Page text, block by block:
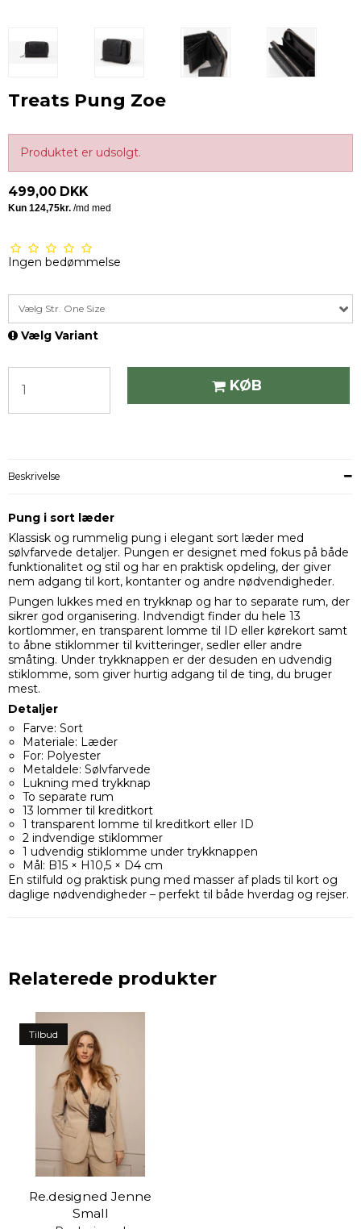
Treats Pung Zoe
Produktet er udsolgt.
499,00 DKK
Ingen bedømmelse
Vælg Str. One Size
Vælg Variant
KØB
Beskrivelse
Pung i sort læder
Klassisk og rummelig pung i elegant sort læder med
sølvfarvede detaljer. Pungen er designet med fokus på både
funktionalitet og stil og har en praktisk opdeling, der giver
nem adgang til kort, kontanter og andre nødvendigheder.
Pungen lukkes med en trykknap og har to separate rum, der
sikrer god organisering. Indvendigt finder du hele 13
kortlommer, en transparent lomme til ID eller kørekort samt
to åbne stiklommer til kvitteringer, sedler eller andre
småting. Under trykknappen er der desuden en udvendig
stiklomme, som giver hurtig adgang til de ting, du bruger
mest.
Detaljer
Farve: Sort
Materiale: Læder
For: Polyester
Metaldele: Sølvfarvede
Lukning med trykknap
To separate rum
13 lommer til kreditkort
1 transparent lomme til kreditkort eller ID
2 indvendige stiklommer
1 udvendig stiklomme under trykknappen
Mål: B15 × H10,5 × D4 cm
En stilfuld og praktisk pung med masser af plads til kort og
daglige nødvendigheder – perfekt til både hverdag og rejser.
Relaterede produkter
Tilbud
Re.designed Jenne
Small